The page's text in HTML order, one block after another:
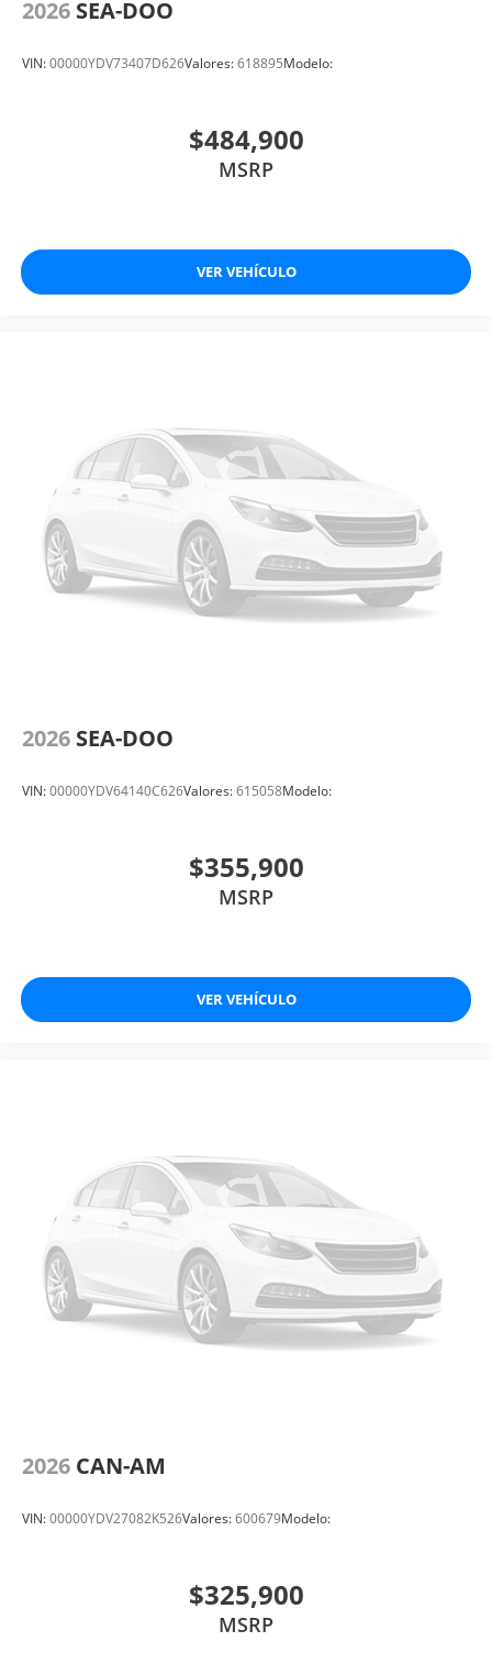
2026 SEA-DOO
VIN:00000YDV73407D626Valores:618895Modelo:
$484,900
MSRP
VER VEHÍCULO
2026 SEA-DOO
VIN:00000YDV64140C626Valores:615058Modelo:
$355,900
MSRP
VER VEHÍCULO
2026 CAN-AM
VIN:00000YDV27082K526Valores:600679Modelo:
$325,900
MSRP